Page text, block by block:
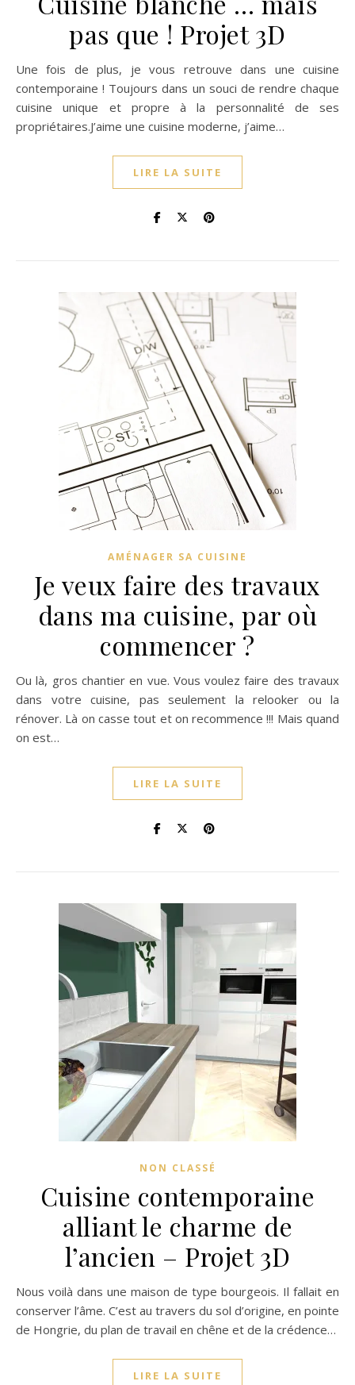
pas que ! Projet 3D
Une fois de plus, je vous retrouve dans une cuisine
contemporaine ! Toujours dans un souci de rendre chaque
cuisine unique et propre à la personnalité de ses
propriétaires.J’aime une cuisine moderne, j’aime…
LIRE LA SUITE
AMÉNAGER SA CUISINE
Je veux faire des travaux
dans ma cuisine, par où
commencer ?
Ou là, gros chantier en vue. Vous voulez faire des travaux
dans votre cuisine, pas seulement la relooker ou la
rénover. Là on casse tout et on recommence !!! Mais quand
on est…
LIRE LA SUITE
NON CLASSÉ
Cuisine contemporaine
alliant le charme de
l’ancien – Projet 3D
Nous voilà dans une maison de type bourgeois. Il fallait en
conserver l’âme. C’est au travers du sol d’origine, en pointe
de Hongrie, du plan de travail en chêne et de la crédence…
LIRE LA SUITE